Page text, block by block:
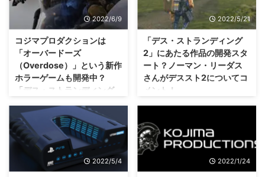
「デス・ストランディング2 ...
念ながらXbox機器では遊べず、
Windows PCのみでの配信となる
版ならではの特典もあるみたいで
すから、興味がある人は検討して
みるのもありでしょう！ 以下は
過去の記事です。 まあ、PC版も
進めましょうというわけではもう
ないのかな？ コジマプロダクシ
ョンさんの作品「デス・ストラン
ディング」が Xb ...
したが・・・コジマプロダクショ
ンの小島秀夫監督が、 Xbox
を開発することを発表しました
ぜ！ その新作は、 ずっと作りた
かったゲームで未知なる構想 な
んだとか・・・どんなゲームが生
Xbox Game Studiosと提携 とい
た、小島秀夫監督とマイクロソフ
トさんが組むという話。 このと
きか ...
2022/6/9
コジマプロダクションは
「オーバードーズ
（Overdose）」という新作
ホラーゲームも開発中？
「デス・ストランディング
「サイレントヒルズ」が幻に消え
た今、小島秀夫監督が考えるホラ
ーゲームがどんな感じになるのか
は気になりますな( ･`ω･´) 「デ
ス・ストランディング2」にあた
2022/5/21
「デス・ストランディング
2」にあたる作品の開発スタ
ート？ノーマン・リーダス
さんがデススト2についてコ
メント！
この話が本当ならば、物語がどう
(・∀・) 小島秀夫監督×ノーマ
ン・リーダスさんということで話
題になった 「デス・ストランデ
ィング」 という作品ですけれど
2022/5/4 2022/1/24